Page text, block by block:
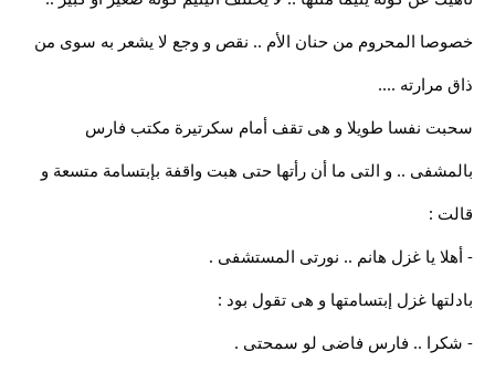
خصوصا المحروم من حنان الأم .. نقص و وجع لا يشعر به سوى من
ذاق مرارته ....
سحبت نفسا طويلا و هى تقف أمام سكرتيرة مكتب فارس
بالمشفى .. و التى ما أن رأتها حتى هبت واقفة بإبتسامة متسعة و
قالت :
- أهلا يا غزل هانم .. نورتى المستشفى .
بادلتها غزل إبتسامتها و هى تقول بود :
- شكرا .. فارس فاضى لو سمحتى .